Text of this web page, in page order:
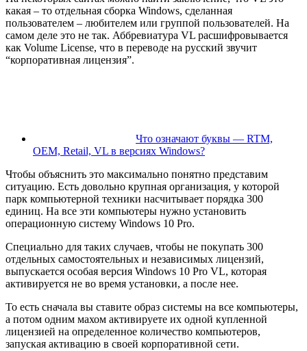
какая – то отдельная сборка Windows, сделанная
пользователем – любителем или группой пользователей. На
самом деле это не так. Аббревиатура VL расшифровывается
как Volume License, что в переводе на русский звучит
“корпоративная лицензия”.
Что означают буквы — RTM,
OEM, Retail, VL в версиях Windows?
Чтобы объяснить это максимально понятно представим
ситуацию. Есть довольно крупная организация, у которой
парк компьютерной техники насчитывает порядка 300
единиц. На все эти компьютеры нужно установить
операционную систему Windows 10 Pro.
Специально для таких случаев, чтобы не покупать 300
отдельных самостоятельных и независимых лицензий,
выпускается особая версия Windows 10 Pro VL, которая
активируется не во время установки, а после нее.
То есть сначала вы ставите образ системы на все компьютеры,
а потом одним махом активируете их одной купленной
лицензией на определенное количество компьютеров,
запуская активацию в своей корпоративной сети.